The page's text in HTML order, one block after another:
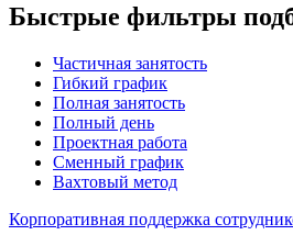
Быстрые фильтры
Частичная занятость
Гибкий график
Полная занятость
Полный день
Проектная работа
Сменный график
Вахтовый метод
Корпоративная поддержка